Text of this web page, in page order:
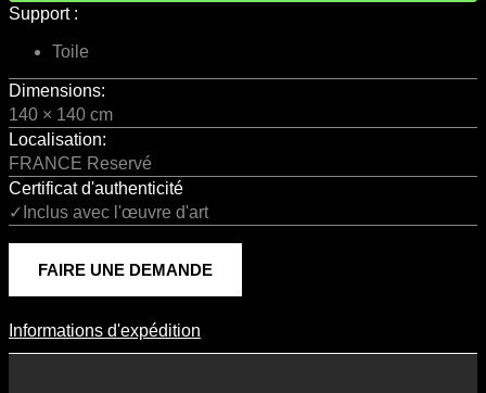
Support :
Toile
Dimensions:
140 × 140 cm
Localisation:
FRANCE Reservé
Certificat d'authenticité
✓Inclus avec l'œuvre d'art
FAIRE UNE DEMANDE
Informations D'expédition
Informations d'expédition